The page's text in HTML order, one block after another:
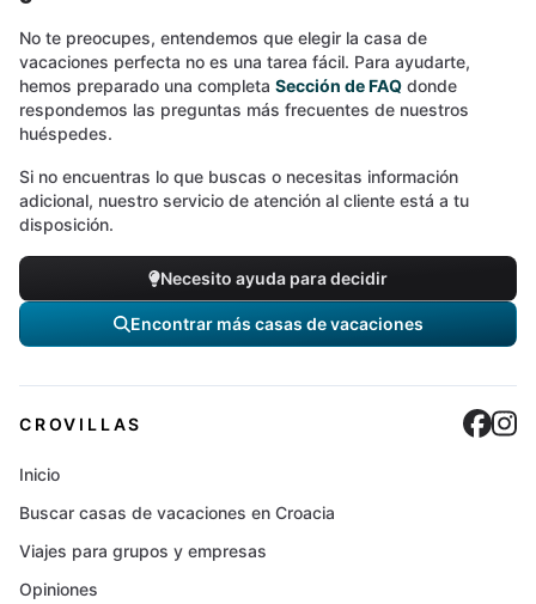
No te preocupes, entendemos que elegir la casa de
vacaciones perfecta no es una tarea fácil. Para ayudarte,
hemos preparado una completa Sección de FAQ donde
respondemos las preguntas más frecuentes de nuestros
huéspedes.
Si no encuentras lo que buscas o necesitas información
adicional, nuestro servicio de atención al cliente está a tu
disposición.
Necesito ayuda para decidir
Encontrar más casas de vacaciones
CROVILLAS
Inicio
Buscar casas de vacaciones en Croacia
Viajes para grupos y empresas
Opiniones